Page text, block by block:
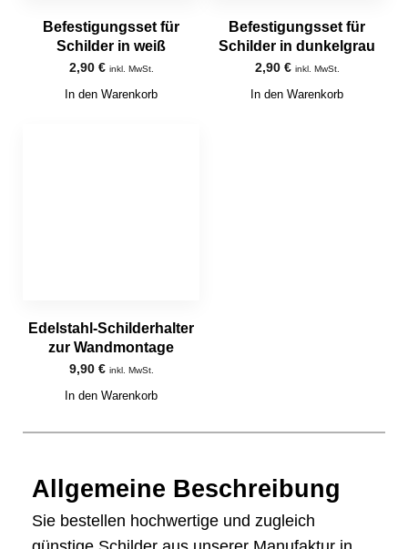
Befestigungsset für
Schilder in weiß
2,90 € inkl. MwSt.
In den Warenkorb
Befestigungsset für
Schilder in dunkelgrau
2,90 € inkl. MwSt.
In den Warenkorb
Edelstahl-Schilderhalter
zur Wandmontage
9,90 € inkl. MwSt.
In den Warenkorb
Allgemeine Beschreibung
Sie bestellen hochwertige und zugleich